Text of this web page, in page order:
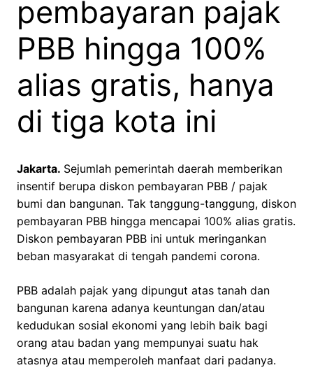
pembayaran pajak
PBB hingga 100%
alias gratis, hanya
di tiga kota ini
Jakarta. Sejumlah pemerintah daerah memberikan
insentif berupa diskon pembayaran PBB / pajak
bumi dan bangunan. Tak tanggung-tanggung, diskon
pembayaran PBB hingga mencapai 100% alias gratis.
Diskon pembayaran PBB ini untuk meringankan
beban masyarakat di tengah pandemi corona.
PBB adalah pajak yang dipungut atas tanah dan
bangunan karena adanya keuntungan dan/atau
kedudukan sosial ekonomi yang lebih baik bagi
orang atau badan yang mempunyai suatu hak
atasnya atau memperoleh manfaat dari padanya.